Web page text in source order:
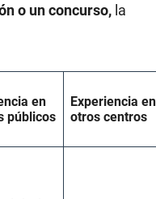
o un concurso, la
en
públicos
Experiencia en
otros centros